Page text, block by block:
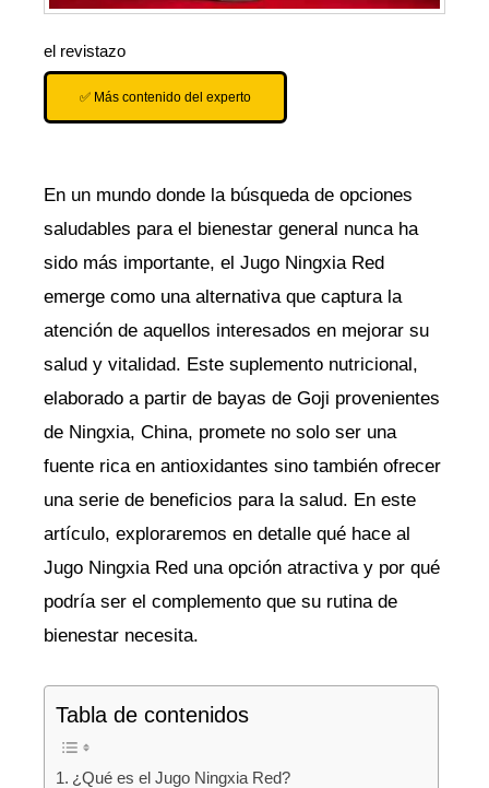
el revistazo
✅ Más contenido del experto
En un mundo donde la búsqueda de opciones
saludables para el bienestar general nunca ha
sido más importante, el Jugo Ningxia Red
emerge como una alternativa que captura la
atención de aquellos interesados en mejorar su
salud y vitalidad. Este suplemento nutricional,
elaborado a partir de bayas de Goji provenientes
de Ningxia, China, promete no solo ser una
fuente rica en antioxidantes sino también ofrecer
una serie de beneficios para la salud. En este
artículo, exploraremos en detalle qué hace al
Jugo Ningxia Red una opción atractiva y por qué
podría ser el complemento que su rutina de
bienestar necesita.
Tabla de contenidos
¿Qué es el Jugo Ningxia Red?